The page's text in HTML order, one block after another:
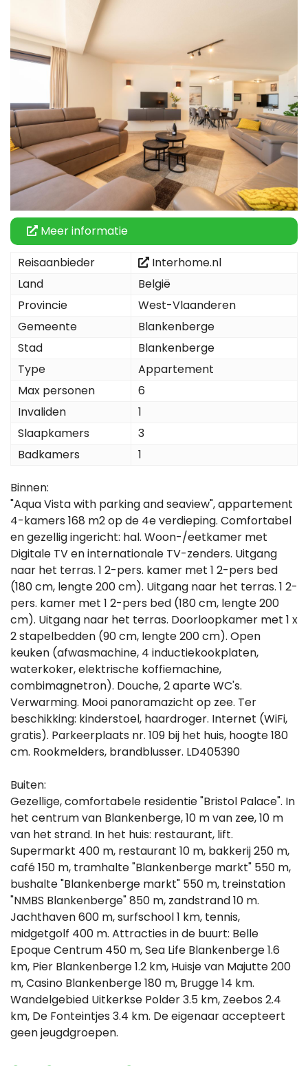
Meer informatie
Reisaanbieder
Interhome.nl
Land
België
Provincie
West-Vlaanderen
Gemeente
Blankenberge
Stad
Blankenberge
Type
Appartement
Max personen
6
Invaliden
1
Slaapkamers
3
Badkamers
1
Binnen:
"Aqua Vista with parking and seaview", appartement
4-kamers 168 m2 op de 4e verdieping. Comfortabel
en gezellig ingericht: hal. Woon-/eetkamer met
Digitale TV en internationale TV-zenders. Uitgang
naar het terras. 1 2-pers. kamer met 1 2-pers bed
(180 cm, lengte 200 cm). Uitgang naar het terras. 1 2-
pers. kamer met 1 2-pers bed (180 cm, lengte 200
cm). Uitgang naar het terras. Doorloopkamer met 1 x
2 stapelbedden (90 cm, lengte 200 cm). Open
keuken (afwasmachine, 4 inductiekookplaten,
waterkoker, elektrische koffiemachine,
combimagnetron). Douche, 2 aparte WC's.
Verwarming. Mooi panoramazicht op zee. Ter
beschikking: kinderstoel, haardroger. Internet (WiFi,
gratis). Parkeerplaats nr. 109 bij het huis, hoogte 180
cm. Rookmelders, brandblusser. LD405390
Buiten:
Gezellige, comfortabele residentie "Bristol Palace". In
het centrum van Blankenberge, 10 m van zee, 10 m
van het strand. In het huis: restaurant, lift.
Supermarkt 400 m, restaurant 10 m, bakkerij 250 m,
café 150 m, tramhalte "Blankenberge markt" 550 m,
bushalte "Blankenberge markt" 550 m, treinstation
"NMBS Blankenberge" 850 m, zandstrand 10 m.
Jachthaven 600 m, surfschool 1 km, tennis,
midgetgolf 400 m. Attracties in de buurt: Belle
Epoque Centrum 450 m, Sea Life Blankenberge 1.6
km, Pier Blankenberge 1.2 km, Huisje van Majutte 200
m, Casino Blankenberge 180 m, Brugge 14 km.
Wandelgebied Uitkerkse Polder 3.5 km, Zeebos 2.4
km, De Fonteintjes 3.4 km. De eigenaar accepteert
geen jeugdgroepen.